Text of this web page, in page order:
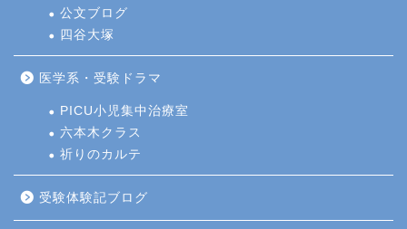
公文ブログ
四谷大塚
医学系・受験ドラマ
PICU小児集中治療室
六本木クラス
祈りのカルテ
受験体験記ブログ